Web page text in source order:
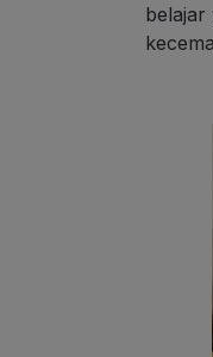
belajar